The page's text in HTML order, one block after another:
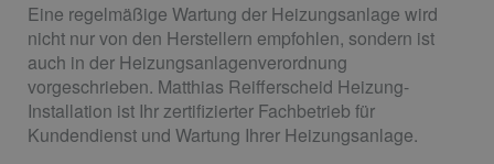
Eine regelmäßige Wartung der Heizungsanlage wird
nicht nur von den Herstellern empfohlen, sondern ist
auch in der Heizungsanlagenverordnung
vorgeschrieben. Matthias Reifferscheid Heizung-
Installation ist Ihr zertifizierter Fachbetrieb für
Kundendienst und Wartung Ihrer Heizungsanlage.